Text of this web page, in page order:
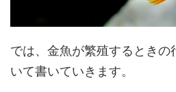
では、金魚が繁殖するときの
いて書いていきます。